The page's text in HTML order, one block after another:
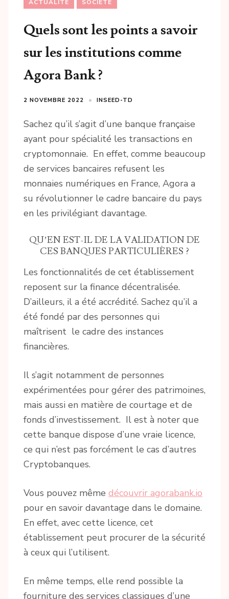
ACTUALITÉ SOCIÉTÉ
Quels sont les points a savoir
sur les institutions comme
Agora Bank ?
2 NOVEMBRE 2022 INSEED-TD
Sachez qu’il s’agit d’une banque française
ayant pour spécialité les transactions en
cryptomonnaie. En effet, comme beaucoup
de services bancaires refusent les
monnaies numériques en France, Agora a
su révolutionner le cadre bancaire du pays
en les privilégiant davantage.
QU’EN EST-IL DE LA VALIDATION DE
CES BANQUES PARTICULIÈRES ?
Les fonctionnalités de cet établissement
reposent sur la finance décentralisée.
D’ailleurs, il a été accrédité. Sachez qu’il a
été fondé par des personnes qui
maîtrisent le cadre des instances
financières.
Il s’agit notamment de personnes
expérimentées pour gérer des patrimoines,
mais aussi en matière de courtage et de
fonds d’investissement. Il est à noter que
cette banque dispose d’une vraie licence,
ce qui n’est pas forcément le cas d’autres
Cryptobanques.
Vous pouvez même découvrir agorabank.io
pour en savoir davantage dans le domaine.
En effet, avec cette licence, cet
établissement peut procurer de la sécurité
à ceux qui l’utilisent.
En même temps, elle rend possible la
fourniture des services classiques d’une